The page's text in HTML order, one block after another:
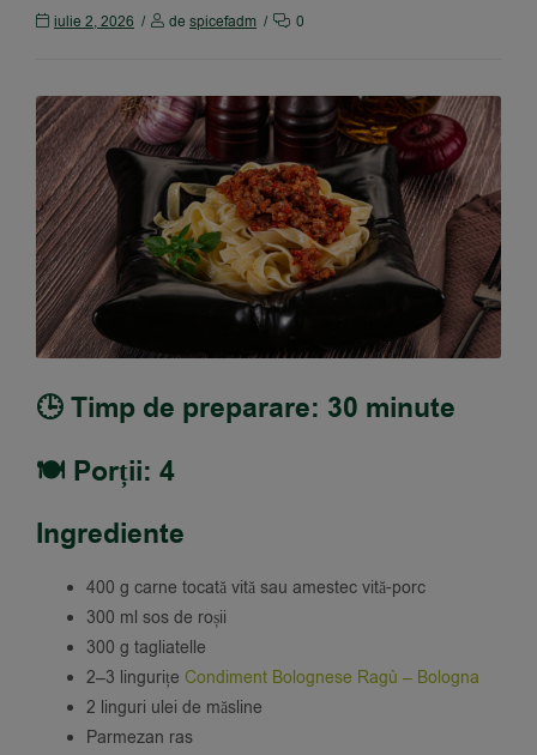
iulie 2, 2026 de spicefadm 0
🕒 Timp de preparare: 30 minute
🍽️ Porții: 4
Ingrediente
400 g carne tocată vită sau amestec vită-porc
300 ml sos de roșii
300 g tagliatelle
2–3 lingurițe Condiment Bolognese Ragù – Bologna
2 linguri ulei de măsline
Parmezan ras